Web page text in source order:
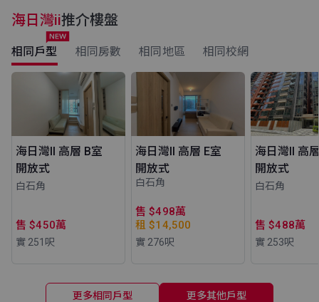
海日灣ii推介樓盤
相同戶型 相同房數 相同地區 相同校網
海日灣II 高層 B室
開放式
白石角
售 $450萬
實 251 呎
海日灣II 高層 E室
開放式
白石角
售 $498萬
租 $14,500
實 276呎
海日灣II 高
開放式
白石角
售 $488萬
實 253呎
更多相同戶型 更多其他戶型